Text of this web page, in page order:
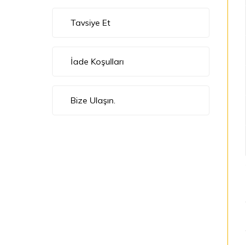
Tavsiye Et
İade Koşulları
Bize Ulaşın.